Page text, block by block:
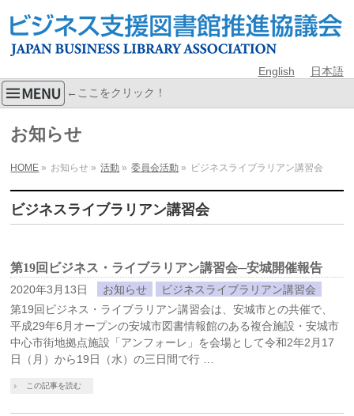
English 日本語
←ここをクリック！
お知らせ
HOME » お知らせ » 活動 » 委員会活動 » ビジネスライブラリアン講習会
ビジネスライブラリアン講習会
第19回ビジネス・ライブラリアン講習会─安城開催報告
2020年3月13日 お知らせ
ビジネスライブラリアン講習会
第19回ビジネス・ライブラリアン講習会は、安城市との共催で、
平成29年6月オープンの安城市図書情報館のある複合施設・安城市
中心市街地拠点施設「アンフォーレ」を会場として令和2年2月17
日（月）から19日（水）の三日間で行 …
この記事を読む